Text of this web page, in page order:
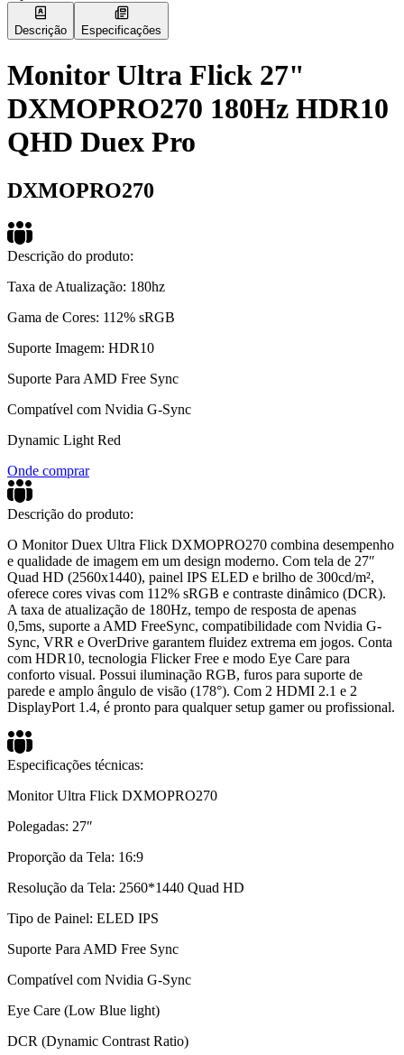
Descrição Especificações
Monitor Ultra Flick 27"
DXMOPRO270 180Hz HDR10
QHD Duex Pro
DXMOPRO270
Descrição do produto:
Taxa de Atualização: 180hz
Gama de Cores: 112% sRGB
Suporte Imagem: HDR10
Suporte Para AMD Free Sync
Compatível com Nvidia G-Sync
Dynamic Light Red
Onde comprar
Descrição do produto:
O Monitor Duex Ultra Flick DXMOPRO270 combina desempenho
e qualidade de imagem em um design moderno. Com tela de 27″
Quad HD (2560x1440), painel IPS ELED e brilho de 300cd/m²,
oferece cores vivas com 112% sRGB e contraste dinâmico (DCR).
A taxa de atualização de 180Hz, tempo de resposta de apenas
0,5ms, suporte a AMD FreeSync, compatibilidade com Nvidia G-
Sync, VRR e OverDrive garantem fluidez extrema em jogos. Conta
com HDR10, tecnologia Flicker Free e modo Eye Care para
conforto visual. Possui iluminação RGB, furos para suporte de
parede e amplo ângulo de visão (178°). Com 2 HDMI 2.1 e 2
DisplayPort 1.4, é pronto para qualquer setup gamer ou profissional.
Especificações técnicas:
Monitor Ultra Flick DXMOPRO270
Polegadas: 27″
Proporção da Tela: 16:9
Resolução da Tela: 2560*1440 Quad HD
Tipo de Painel: ELED IPS
Suporte Para AMD Free Sync
Compatível com Nvidia G-Sync
Eye Care (Low Blue light)
DCR (Dynamic Contrast Ratio)